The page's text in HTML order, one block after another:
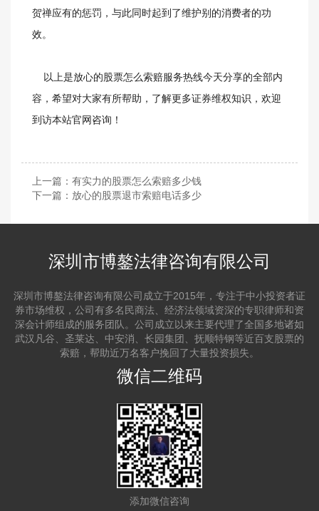
贺禅应有的惩罚，与此同时起到了维护别的消费者的功
效。
以上是放心的股票怎么索赔服务热线今天分享的全部内
容，希望对大家有所帮助，了解更多证券维权知识，欢迎
到访本站官网咨询！
上一篇： 有实力的股票怎么索赔多少钱
下一篇： 放心的股票退市索赔电话多少
深圳市博鏊法律咨询有限公司
深圳市博鏊法律咨询有限公司成立于2015年，专注于中小投资者证
券市场维权，公司有多名民商法、经济法领域资深的专职律师和资
深会计师组成的服务团队。公司成立以来主要代理了全国多地诸如
武汉凡谷、圣莱达、中安消、长园集团、抚顺特钢等近百支股票的
索赔，帮助近万名客户挽回了大量投资损失。
微信二维码
添加微信咨询